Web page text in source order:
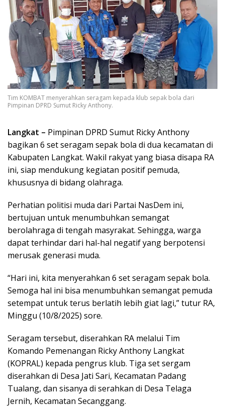
Tim KOMBAT menyerahkan seragam kepada klub sepak bola dari
Pimpinan DPRD Sumut Ricky Anthony.
Langkat – Pimpinan DPRD Sumut Ricky Anthony
bagikan 6 set seragam sepak bola di dua kecamatan di
Kabupaten Langkat. Wakil rakyat yang biasa disapa RA
ini, siap mendukung kegiatan positif pemuda,
khususnya di bidang olahraga.
Perhatian politisi muda dari Partai NasDem ini,
bertujuan untuk menumbuhkan semangat
berolahraga di tengah masyrakat. Sehingga, warga
dapat terhindar dari hal-hal negatif yang berpotensi
merusak generasi muda.
“Hari ini, kita menyerahkan 6 set seragam sepak bola.
Semoga hal ini bisa menumbuhkan semangat pemuda
setempat untuk terus berlatih lebih giat lagi,” tutur RA,
Minggu (10/8/2025) sore.
Seragam tersebut, diserahkan RA melalui Tim
Komando Pemenangan Ricky Anthony Langkat
(KOPRAL) kepada pengrus klub. Tiga set sergam
diserahkan di Desa Jati Sari, Kecamatan Padang
Tualang, dan sisanya di serahkan di Desa Telaga
Jernih, Kecamatan Secanggang.